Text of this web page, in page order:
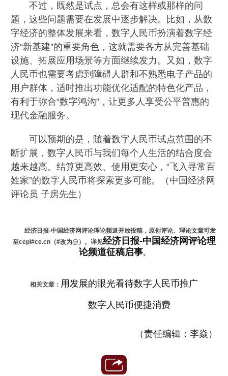
不过，既然是试点，总会有这样或那样的问
题，这些问题需要在发展中逐步解决。比如，从数
字经济的整体发展来看，数字人民币扮演着数字经
济“新基建”的重要角色，这就需要各方从完善基础
设施、拓展应用场景等方面继续发力。又如，数字
人民币也需要考虑到障碍人群和不熟悉电子产品的
用户群体，适时推出功能优化适配的特色化产品，
有利于弥合“数字鸿沟”，让更多人享受公平普惠的
现代金融服务。
可以预期的是，随着数字人民币试点范围的不
断扩展，数字人民币与我们每个人生活的结合度会
越来越高。结算更高效、使用更安心，“飞入寻常百
姓家”的数字人民币将探索更多可能。（中国经济网
评论员 子房先生）
经济日报-中国经济网评论理论频道开放投稿，原创评论、理论文章可发
至cepl#ce.cn（#改为@）。详见经济日报-中国经济网评论理
论频道征稿启事。
相关文章： 用发展的眼光看待数字人民币推广
数字人民币便捷消费
（责任编辑：李焱）